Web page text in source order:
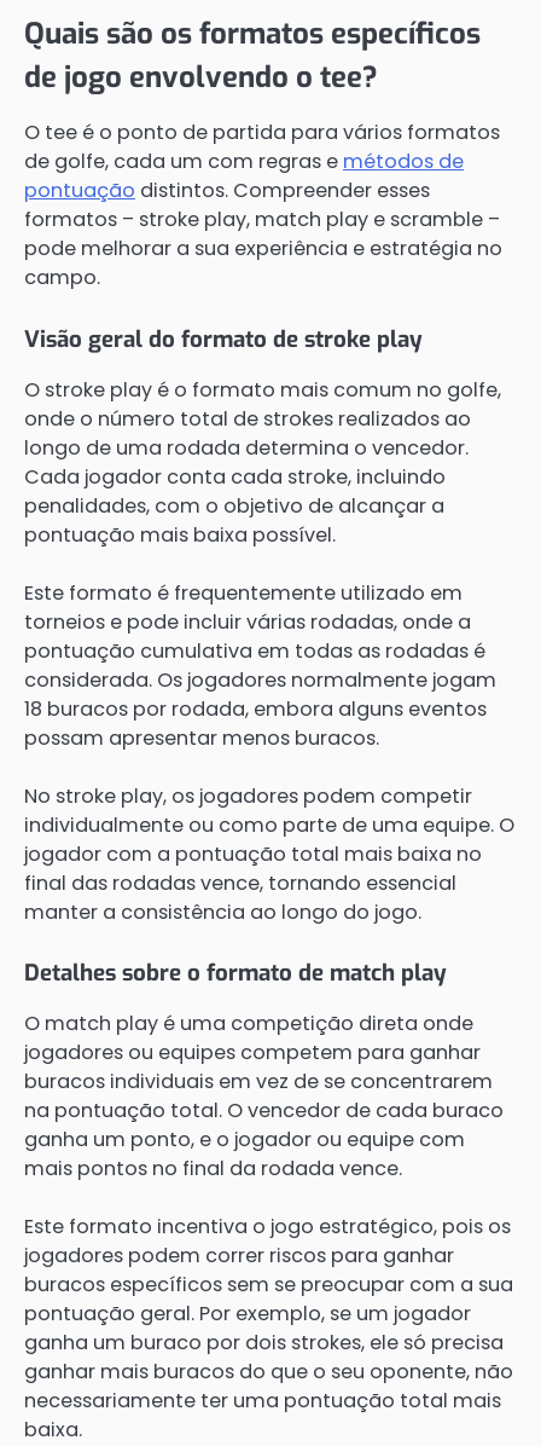
Quais são os formatos específicos
de jogo envolvendo o tee?
O tee é o ponto de partida para vários formatos
de golfe, cada um com regras e métodos de
pontuação distintos. Compreender esses
formatos – stroke play, match play e scramble –
pode melhorar a sua experiência e estratégia no
campo.
Visão geral do formato de stroke play
O stroke play é o formato mais comum no golfe,
onde o número total de strokes realizados ao
longo de uma rodada determina o vencedor.
Cada jogador conta cada stroke, incluindo
penalidades, com o objetivo de alcançar a
pontuação mais baixa possível.
Este formato é frequentemente utilizado em
torneios e pode incluir várias rodadas, onde a
pontuação cumulativa em todas as rodadas é
considerada. Os jogadores normalmente jogam
18 buracos por rodada, embora alguns eventos
possam apresentar menos buracos.
No stroke play, os jogadores podem competir
individualmente ou como parte de uma equipe. O
jogador com a pontuação total mais baixa no
final das rodadas vence, tornando essencial
manter a consistência ao longo do jogo.
Detalhes sobre o formato de match play
O match play é uma competição direta onde
jogadores ou equipes competem para ganhar
buracos individuais em vez de se concentrarem
na pontuação total. O vencedor de cada buraco
ganha um ponto, e o jogador ou equipe com
mais pontos no final da rodada vence.
Este formato incentiva o jogo estratégico, pois os
jogadores podem correr riscos para ganhar
buracos específicos sem se preocupar com a sua
pontuação geral. Por exemplo, se um jogador
ganha um buraco por dois strokes, ele só precisa
ganhar mais buracos do que o seu oponente, não
necessariamente ter uma pontuação total mais
baixa.